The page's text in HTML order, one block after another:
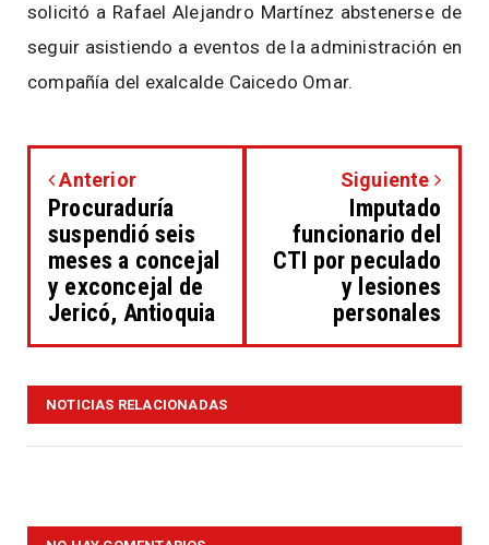
solicitó a Rafael Alejandro Martínez abstenerse de
seguir asistiendo a eventos de la administración en
compañía del exalcalde Caicedo Omar.
Anterior
Procuraduría
suspendió seis
meses a concejal
y exconcejal de
Jericó, Antioquia
Siguiente
Imputado
funcionario del
CTI por peculado
y lesiones
personales
NOTICIAS RELACIONADAS